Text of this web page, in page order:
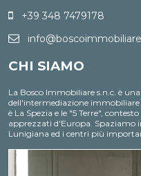
cancellazione, ecc.);
dei dipendenti
incaricati dalla
pubblici registri
Catasto, ecc.) ;
dei commercialisti e
del lavoro, nonché
soggetti dei quali
trasferimento dei
l'adempimento degli
gestionali legati
attività economica e
nostra Agenzia in
nostra, delle
+39 348 7479178
CHI SIAMO
La Bosco Immobiliare s.n.c. è
dell'intermediazione
è La Spezia e le "5 Terre",
apprezzati d'Europa. Spaziamo
Lunigiana ed i centri più